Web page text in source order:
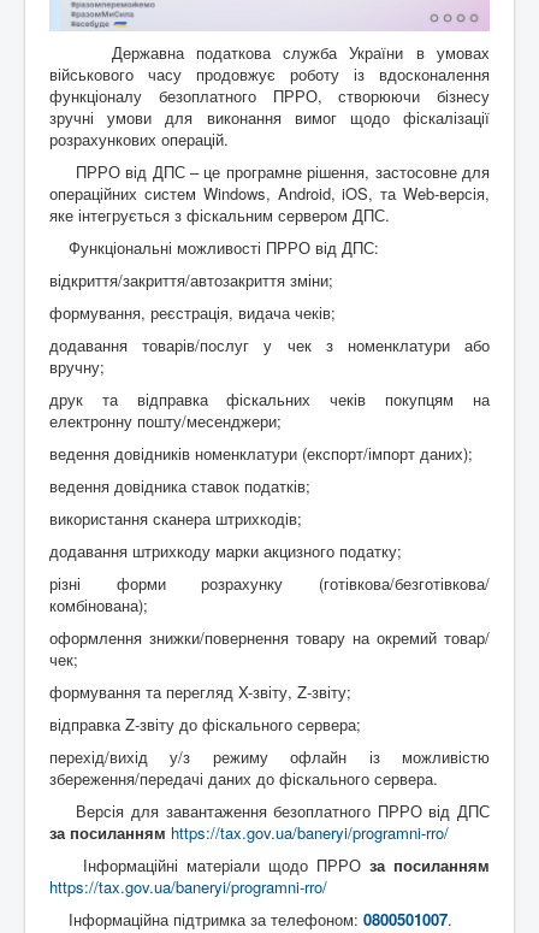
Державна податкова служба України в умовах
військового часу продовжує роботу із вдосконалення
функціоналу безоплатного ПРРО, створюючи бізнесу
зручні умови для виконання вимог щодо фіскалізації
розрахункових операцій.
ПРРО від ДПС – це програмне рішення, застосовне для
операційних систем Windows, Android, iOS, та Web-версія,
яке інтегрується з фіскальним сервером ДПС.
Функціональні можливості ПРРО від ДПС:
відкриття/закриття/автозакриття зміни;
формування, реєстрація, видача чеків;
додавання товарів/послуг у чек з номенклатури або
вручну;
друк та відправка фіскальних чеків покупцям на
електронну пошту/месенджери;
ведення довідників номенклатури (експорт/імпорт даних);
ведення довідника ставок податків;
використання сканера штрихкодів;
додавання штрихкоду марки акцизного податку;
різні форми розрахунку (готівкова/безготівкова/
комбінована);
оформлення знижки/повернення товару на окремий товар/
чек;
формування та перегляд X-звіту, Z-звіту;
відправка Z-звіту до фіскального сервера;
перехід/вихід у/з режиму офлайн із можливістю
збереження/передачі даних до фіскального сервера.
Версія для завантаження безоплатного ПРРО від ДПС
за посиланням https://tax.gov.ua/baneryi/programni-rro/
Інформаційні матеріали щодо ПРРО за посиланням
https://tax.gov.ua/baneryi/programni-rro/
Інформаційна підтримка за телефоном: 0800501007.